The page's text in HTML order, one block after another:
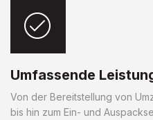
Umfassende
Von der Bereitstellung von
bis hin zum Ein- und